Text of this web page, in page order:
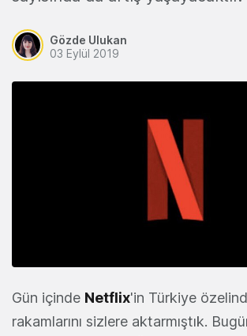
Gözde Ulukan
03 Eylül 2019
Gün içinde Netflix'in Türkiye
rakamlarını sizlere aktarmıştık.